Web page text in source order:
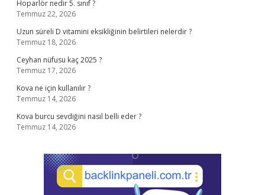
Hoparlör nedir 5. sınıf ?
Temmuz 22, 2026
Uzun süreli D vitamini eksikliğinin belirtileri nelerdir ?
Temmuz 18, 2026
Ceyhan nüfusu kaç 2025 ?
Temmuz 17, 2026
Kova ne için kullanılır ?
Temmuz 14, 2026
Kova burcu sevdiğini nasıl belli eder ?
Temmuz 14, 2026